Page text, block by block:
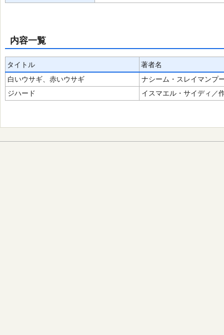
内容一覧
タイトル
著者名
白いウサギ、赤いウサギ
ナシーム・スレイマンプ
ジハード
イスマエル・サイディ／